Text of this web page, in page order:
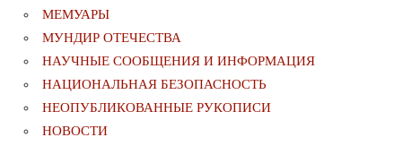
МЕМУАРЫ
МУНДИР ОТЕЧЕСТВА
НАУЧНЫЕ СООБЩЕНИЯ И ИНФОРМАЦИЯ
НАЦИОНАЛЬНАЯ БЕЗОПАСНОСТЬ
НЕОПУБЛИКОВАННЫЕ РУКОПИСИ
НОВОСТИ